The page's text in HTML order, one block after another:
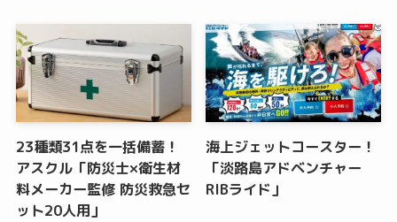
23種類31点を一括備蓄！
アスクル「防災士×衛生材
料メーカー監修 防災救急セ
ット20人用」
海上ジェットコースター！
「淡路島アドベンチャー
RIBライド」